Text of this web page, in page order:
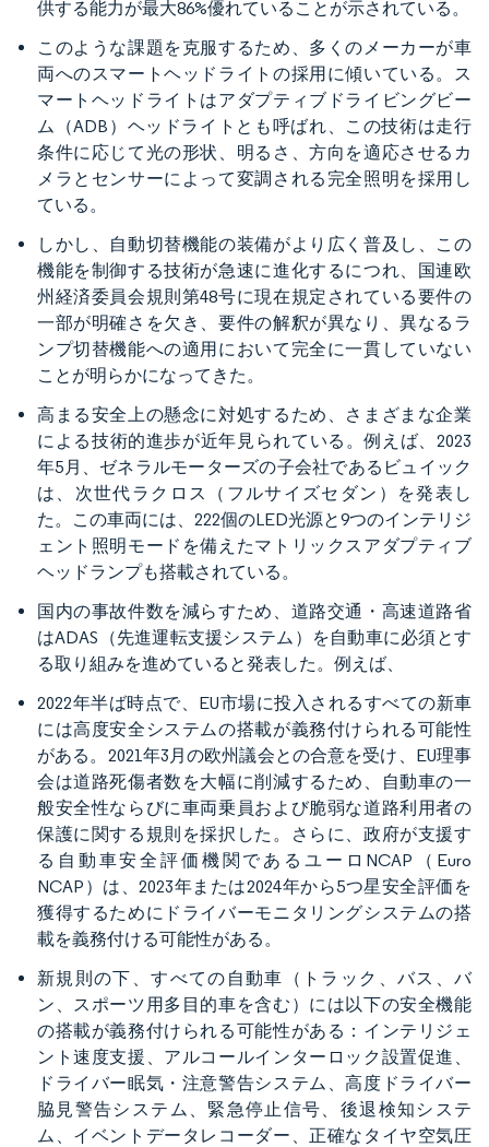
供する能力が最大86%優れていることが示されている。
このような課題を克服するため、多くのメーカーが車
両へのスマートヘッドライトの採用に傾いている。ス
マートヘッドライトはアダプティブドライビングビー
ム（ADB）ヘッドライトとも呼ばれ、この技術は走行
条件に応じて光の形状、明るさ、方向を適応させるカ
メラとセンサーによって変調される完全照明を採用し
ている。
しかし、自動切替機能の装備がより広く普及し、この
機能を制御する技術が急速に進化するにつれ、国連欧
州経済委員会規則第48号に現在規定されている要件の
一部が明確さを欠き、要件の解釈が異なり、異なるラ
ンプ切替機能への適用において完全に一貫していない
ことが明らかになってきた。
高まる安全上の懸念に対処するため、さまざまな企業
による技術的進歩が近年見られている。例えば、2023
年5月、ゼネラルモーターズの子会社であるビュイック
は、次世代ラクロス（フルサイズセダン）を発表し
た。この車両には、222個のLED光源と9つのインテリジ
ェント照明モードを備えたマトリックスアダプティブ
ヘッドランプも搭載されている。
国内の事故件数を減らすため、道路交通・高速道路省
はADAS（先進運転支援システム）を自動車に必須とす
る取り組みを進めていると発表した。例えば、
2022年半ば時点で、EU市場に投入されるすべての新車
には高度安全システムの搭載が義務付けられる可能性
がある。2021年3月の欧州議会との合意を受け、EU理事
会は道路死傷者数を大幅に削減するため、自動車の一
般安全性ならびに車両乗員および脆弱な道路利用者の
保護に関する規則を採択した。さらに、政府が支援す
る自動車安全評価機関であるユーロNCAP（Euro
NCAP）は、2023年または2024年から5つ星安全評価を
獲得するためにドライバーモニタリングシステムの搭
載を義務付ける可能性がある。
新規則の下、すべての自動車（トラック、バス、バ
ン、スポーツ用多目的車を含む）には以下の安全機能
の搭載が義務付けられる可能性がある：インテリジェ
ント速度支援、アルコールインターロック設置促進、
ドライバー眠気・注意警告システム、高度ドライバー
脇見警告システム、緊急停止信号、後退検知システ
ム、イベントデータレコーダー、正確なタイヤ空気圧